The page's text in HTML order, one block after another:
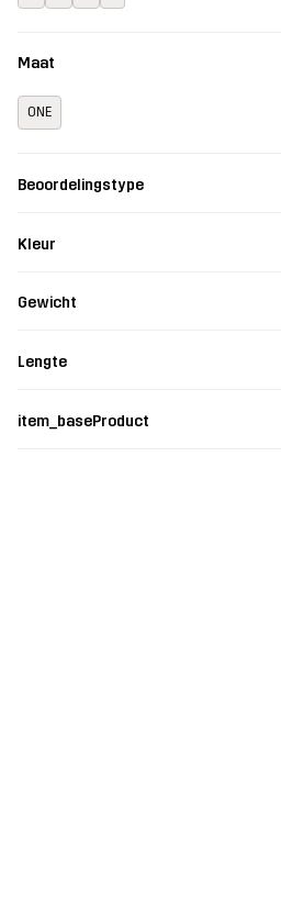
Maat
ONE
Beoordelingstype
Kleur
Gewicht
Lengte
item_baseProduct